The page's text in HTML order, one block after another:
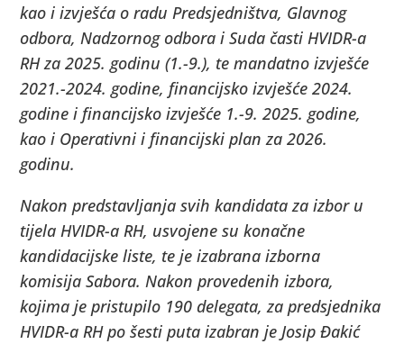
kao i izvješća o radu Predsjedništva, Glavnog
odbora, Nadzornog odbora i Suda časti HVIDR-a
RH za 2025. godinu (1.-9.), te mandatno izvješće
2021.-2024. godine, financijsko izvješće 2024.
godine i financijsko izvješće 1.-9. 2025. godine,
kao i Operativni i financijski plan za 2026.
godinu.
Nakon predstavljanja svih kandidata za izbor u
tijela HVIDR-a RH, usvojene su konačne
kandidacijske liste, te je izabrana izborna
komisija Sabora. Nakon provedenih izbora,
kojima je pristupilo 190 delegata, za predsjednika
HVIDR-a RH po šesti puta izabran je Josip Đakić